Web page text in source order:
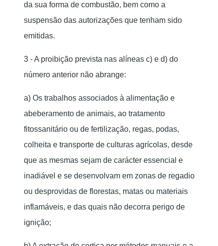
da sua forma de combustão, bem como a
suspensão das autorizações que tenham sido
emitidas.
3 - A proibição prevista nas alíneas c) e d) do
número anterior não abrange:
a) Os trabalhos associados à alimentação e
abeberamento de animais, ao tratamento
fitossanitário ou de fertilização, regas, podas,
colheita e transporte de culturas agrícolas, desde
que as mesmas sejam de carácter essencial e
inadiável e se desenvolvam em zonas de regadio
ou desprovidas de florestas, matas ou materiais
inflamáveis, e das quais não decorra perigo de
ignição;